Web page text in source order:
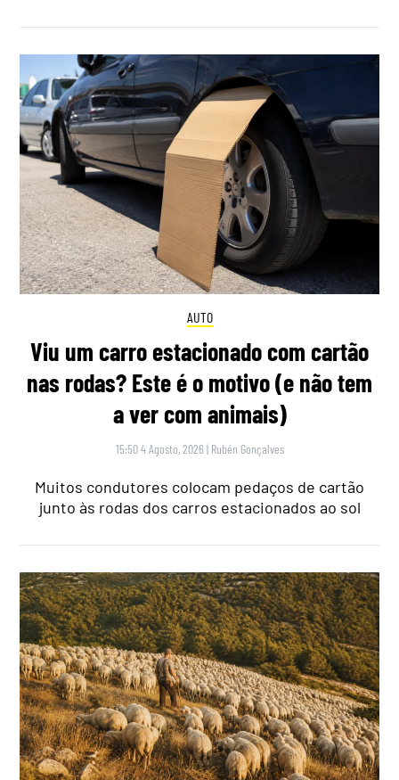
AUTO
Viu um carro estacionado com cartão
nas rodas? Este é o motivo (e não tem
a ver com animais)
15:50 4 Agosto, 2026 | Rubén Gonçalves
Muitos condutores colocam pedaços de cartão
junto às rodas dos carros estacionados ao sol